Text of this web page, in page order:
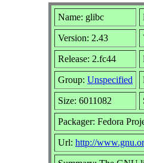
Name: glibc
Version: 2.43
Release: 2.fc44
Group: Unspecified
Size: 6011082
Packager: Fedora
Url: http://